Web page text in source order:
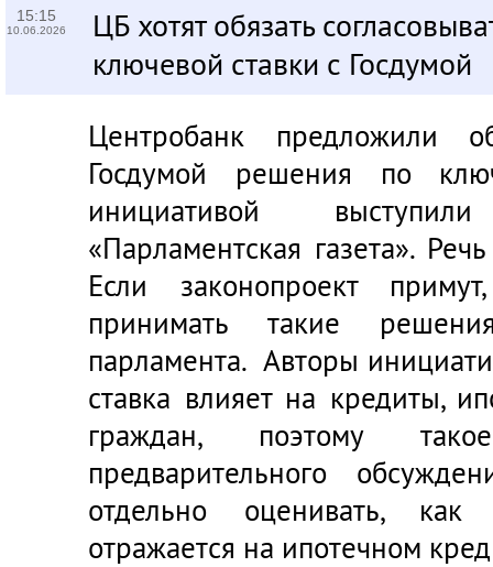
15:15
10.06.2026
ЦБ хотят обязать
ключевой ставки с Госдумой
Центробанк предложили
Госдумой решения по
инициативой
«Парламентская газета».
Если законопроект
принимать такие
парламента. Авторы
ставка влияет на кредиты,
граждан, поэтому
предварительного
отдельно оценивать, как
отражается на ипотечном